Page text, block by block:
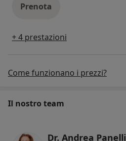
Prenota
+ 4 prestazioni
Come funzionano i prezzi?
Il nostro team
Dr. Andrea Panelli